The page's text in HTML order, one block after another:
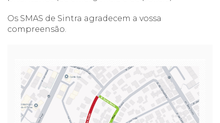
Os SMAS de Sintra agradecem a vossa
compreensão.